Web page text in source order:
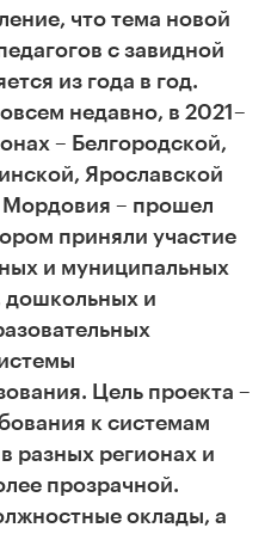
что тема новой
с завидной
из года в год.
недавно, в 2021–
– Белгородской,
Ярославской
Мордовия – прошел
приняли участие
и муниципальных
дошкольных и
Цель проекта –
к системам
разных регионах и
прозрачной.
оклады, а